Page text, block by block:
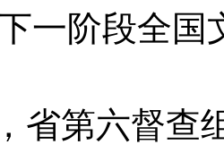
一阶段全
省第六督查